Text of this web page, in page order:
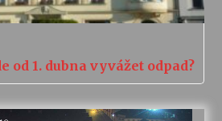
od 1. dubna vyvážet odpad?